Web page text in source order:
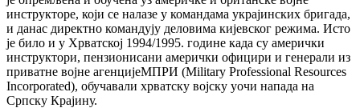
инструкторе, који се налазе у командама украјинских бригада,
и данас директно командују деловима кијевског режима. Исто
је било и у Хрватској 1994/1995. године када су амерички
инструктори, пензионисани амерички официри и генерали из
приватне војне агенцијеМПРИ (Military Professional Resources
Incorporated), обучавали хрватску војску уочи напада на
Српску Крајину.